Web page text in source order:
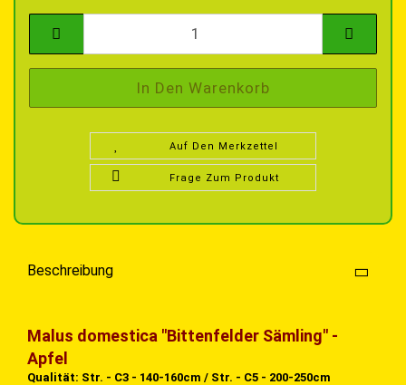
Auf Den Merkzettel
Frage Zum Produkt
Beschreibung
Malus domestica "Bittenfelder Sämling" -
Apfel
Qualität: Str. - C3 - 140-160cm / Str. - C5 - 200-250cm